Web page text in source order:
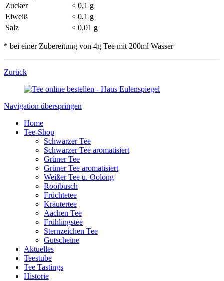
Zucker
< 0,1 g
Eiweiß
< 0,1 g
Salz
< 0,01 g
* bei einer Zubereitung von 4g Tee mit 200ml Wasser
Zurück
Navigation überspringen
Home
Tee-Shop
Schwarzer Tee
Schwarzer Tee aromatisiert
Grüner Tee
Grüner Tee aromatisiert
Weißer Tee u. Oolong
Rooibusch
Früchtetee
Kräutertee
Aachen Tee
Frühlingstee
Sternzeichen Tee
Gutscheine
Aktuelles
Teestube
Tee Tastings
Historie